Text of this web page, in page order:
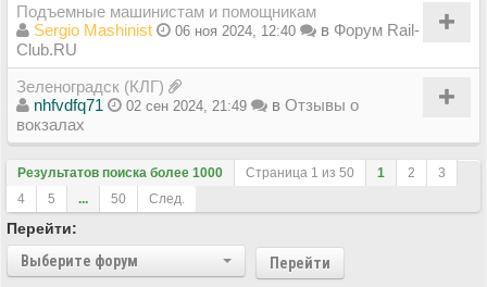
Подъемные машинистам и помощникам
Sergio Mashinist
06 ноя 2024, 12:40 в Форум Rail-
Club.RU
Зеленоградск (КЛГ)
nhfvdfq71
02 сен 2024, 21:49 в Отзывы о
вокзалах
Результатов поиска более 1000 Страница 1 из 50 1 2
3
4
5 ... 50 След.
Перейти:
Выберите форум
Перейти